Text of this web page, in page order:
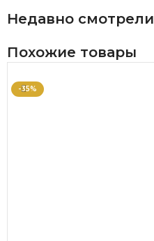
Недавно смотрели
Похожие товары
-35%